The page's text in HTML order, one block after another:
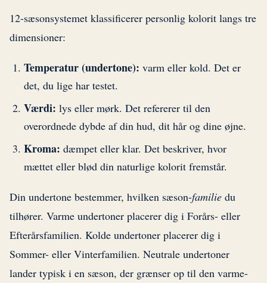
12-sæsonsystemet klassificerer personlig kolorit langs tre
dimensioner:
Temperatur (undertone): varm eller kold. Det er
det, du lige har testet.
Værdi: lys eller mørk. Det refererer til den
overordnede dybde af din hud, dit hår og dine øjne.
Kroma: dæmpet eller klar. Det beskriver, hvor
mættet eller blød din naturlige kolorit fremstår.
Din undertone bestemmer, hvilken sæson-familie du
tilhører. Varme undertoner placerer dig i Forårs- eller
Efterårsfamilien. Kolde undertoner placerer dig i
Sommer- eller Vinterfamilien. Neutrale undertoner
lander typisk i en sæson, der grænser op til den varme-